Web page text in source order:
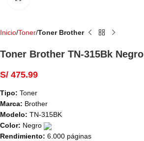
Inicio Toner Toner Brother
Toner Brother TN-315Bk Negro
S/ 475.99
Tipo: Toner
Marca: Brother
Modelo: TN-315BK
Color: Negro
Rendimiento: 6.000 páginas